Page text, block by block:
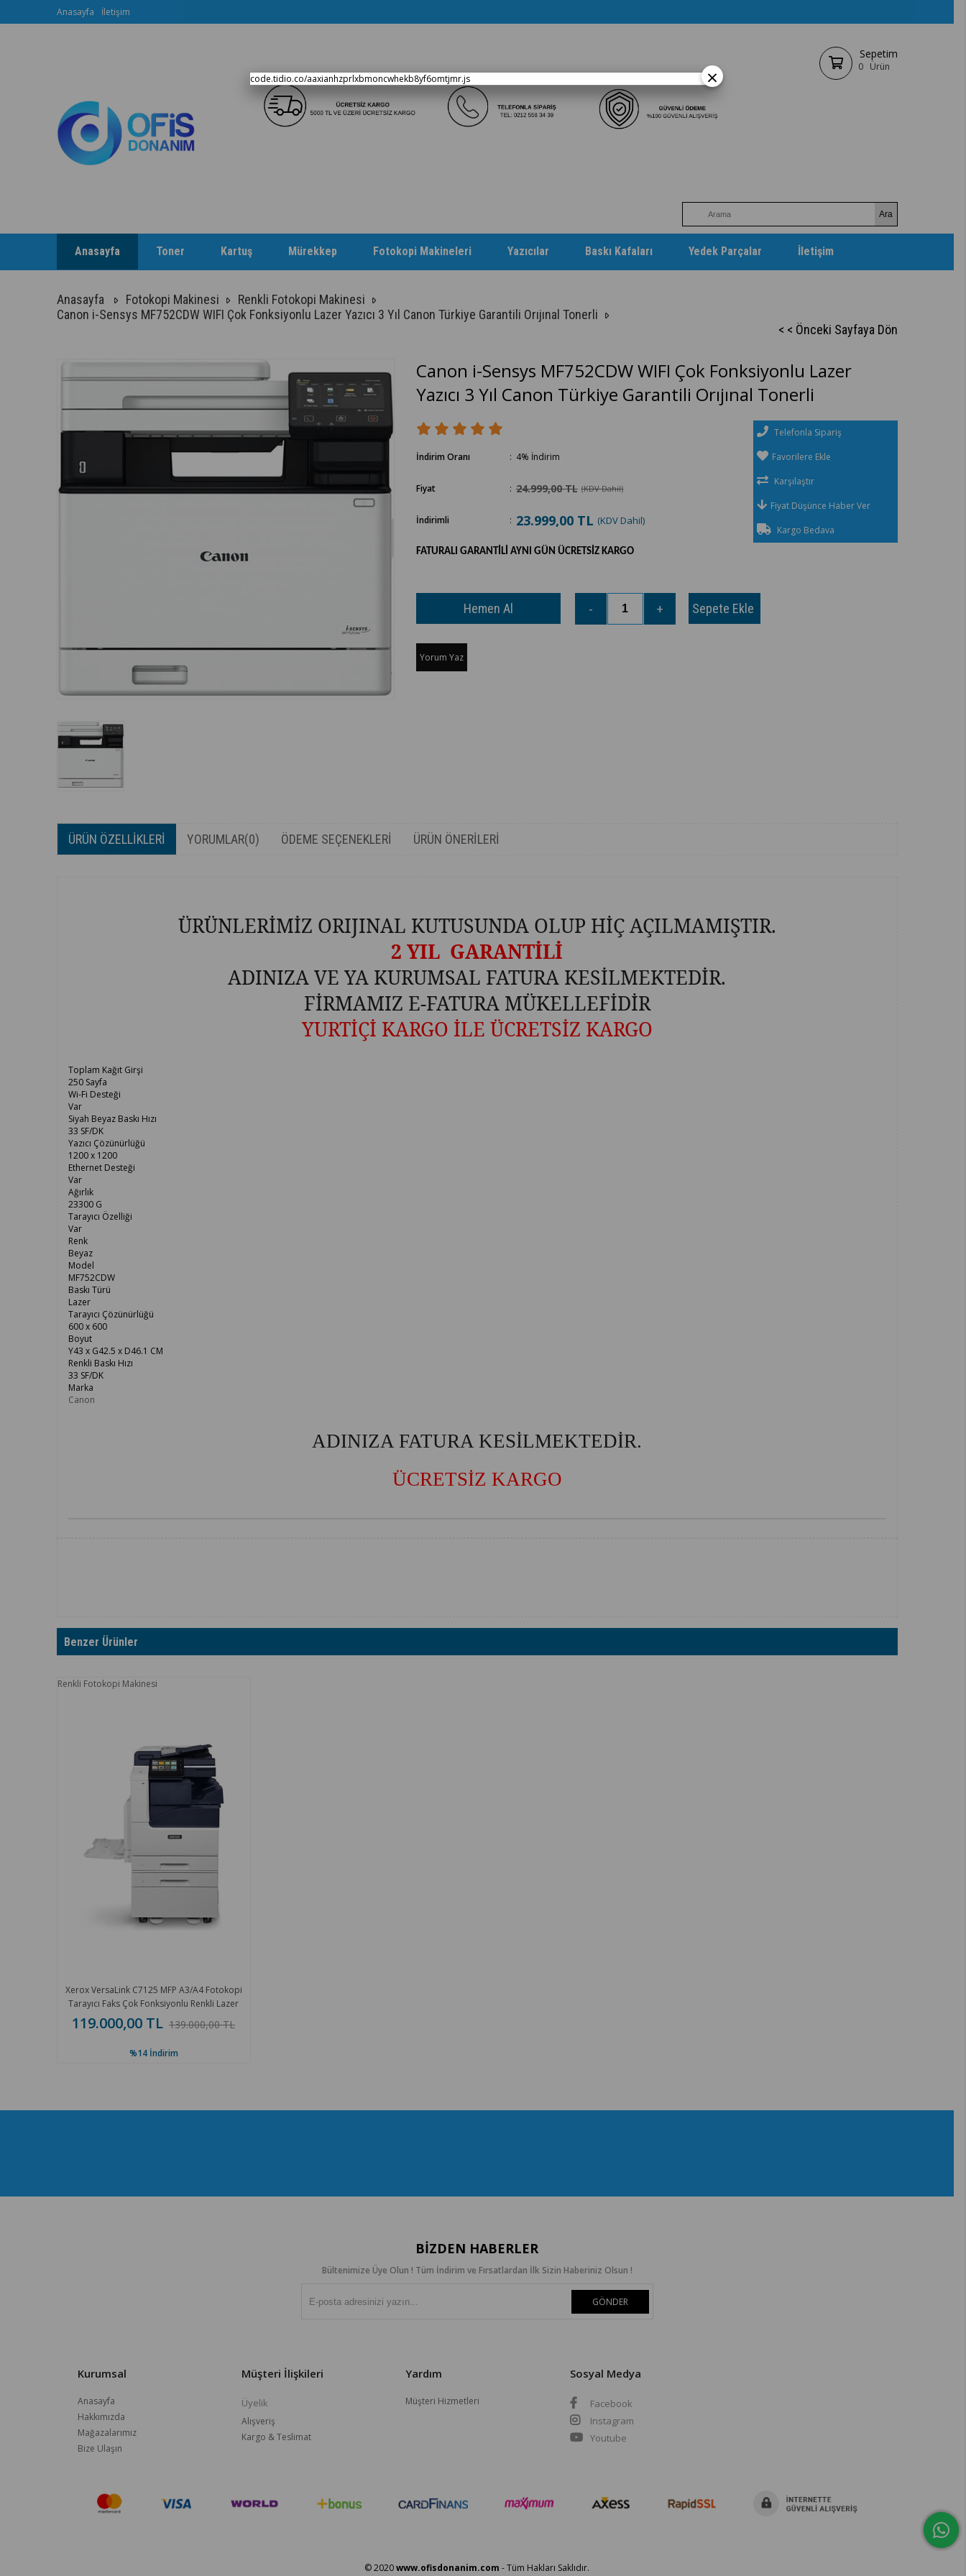
Anasayfa İletişim
Sepetim
0 Ürün
Anasayfa Toner Kartuş Mürekkep Fotokopi Makineleri Yazıcılar Baskı Kafaları Yedek Parçalar İletişim
Anasayfa Fotokopi Makinesi
Renkli Fotokopi Makinesi
Canon i-Sensys MF752CDW WIFI Çok Fonksiyonlu Lazer Yazıcı 3 Yıl Canon Türkiye Garantili Orıjınal Tonerli
< < Önceki Sayfaya Dön
Canon i-Sensys MF752CDW WIFI Çok Fonksiyonlu Lazer
Yazıcı 3 Yıl Canon Türkiye Garantili Orıjınal Tonerli
İndirim Oranı : %
4 İndirim
Fiyat : 24.999,00 TL (KDV Dahil)
İndirimli : 23.999,00 TL (KDV Dahil)
FATURALI GARANTİLİ AYNI GÜN ÜCRETSİZ KARGO
Telefonla Sipariş
Favorilere Ekle
Karşılaştır
Fiyat Düşünce Haber Ver
Kargo Bedava
Yorum Yaz
ÜRÜN ÖZELLIKLERI YORUMLAR(0) ÖDEME SEÇENEKLERI ÜRÜN ÖNERILERI
ÜRÜNLERİMİZ ORIJINAL KUTUSUNDA OLUP HİÇ AÇILMAMIŞTIR.
2 YIL GARANTİLİ
ADINIZA VE YA KURUMSAL FATURA KESİLMEKTEDİR.
FİRMAMIZ E-FATURA MÜKELLEFİDİR
YURTİÇİ KARGO İLE ÜCRETSİZ KARGO
Toplam Kağıt Girşi
250 Sayfa
Wi-Fi Desteği
Var
Siyah Beyaz Baskı Hızı
33 SF/DK
Yazıcı Çözünürlüğü
1200 x 1200
Ethernet Desteği
Var
Ağırlık
23300 G
Tarayıcı Özelliği
Var
Renk
Beyaz
Model
MF752CDW
Baskı Türü
Lazer
Tarayıcı Çözünürlüğü
600 x 600
Boyut
Y43 x G42.5 x D46.1 CM
Renkli Baskı Hızı
33 SF/DK
Marka
Canon
ADINIZA FATURA KESİLMEKTEDİR.
ÜCRETSİZ KARGO
Benzer Ürünler
Renkli Fotokopi Makinesi
Xerox VersaLink C7125 MFP A3/A4 Fotokopi
Tarayıcı Faks Çok Fonksiyonlu Renkli Lazer
Yazıcı
119.000,00 TL 139.000,00 TL
%14 İndirim
BIZDEN HABERLER
Bültenimize Üye Olun ! Tüm İndirim ve Fırsatlardan İlk Sizin Haberiniz Olsun !
GÖNDER
Kurumsal
Anasayfa
Hakkımızda
Mağazalarımız
Bize Ulaşın
Müşteri İlişkileri
Üyelik
Alışveriş
Kargo & Teslimat
Yardım
Müşteri Hizmetleri
Sosyal Medya
Facebook
Instagram
Youtube
© 2020www.ofisdonanim.com - Tüm Hakları Saklıdır.
×
code.tidio.co/aaxianhzprlxbmoncwhekb8yf6omtjmr.js